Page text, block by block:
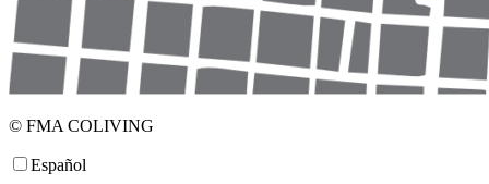
© FMA COLIVING
Español